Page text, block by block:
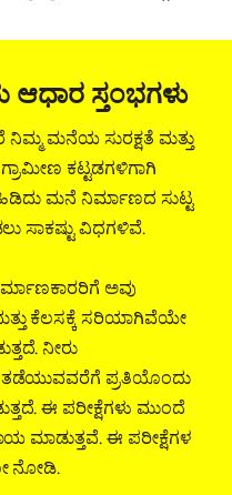
ಸ್ತಂಭಗಳು
ನಿಮ್ಮ ಮನೆಯ ಸುರಕ್ಷತೆ ಮತ್ತು
ಗ್ರಾಮೀಣ ಕಟ್ಟಡಗಳಿಗಾಗಿ
ಮನೆ ನಿರ್ಮಾಣದ ಸುಟ್ಟ
ಸಾಕಷ್ಟು ವಿಧಗಳಿವೆ.
ಅವು
ಕೆಲಸಕ್ಕೆ ಸರಿಯಾಗಿವೆಯೇ
ನೀರು
ತಡೆಯುವವರೆಗೆ ಪ್ರತಿಯೊಂದು
ಈ ಪರೀಕ್ಷೆಗಳು ಮುಂದೆ
ಮಾಡುತ್ತವೆ. ಈ ಪರೀಕ್ಷೆಗಳ
ನೋಡಿ.